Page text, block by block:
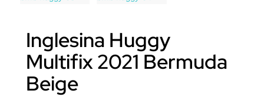
Inglesina Huggy
Multifix 2021 Bermuda
Beige